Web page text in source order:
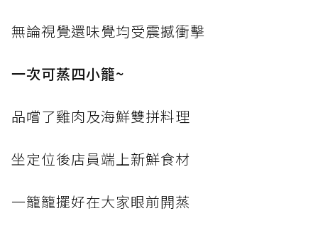
無論視覺還味覺均受震撼衝擊
一次可蒸四小籠~
品嚐了雞肉及海鮮雙拼料理
坐定位後店員端上新鮮食材
一籠籠擺好在大家眼前開蒸